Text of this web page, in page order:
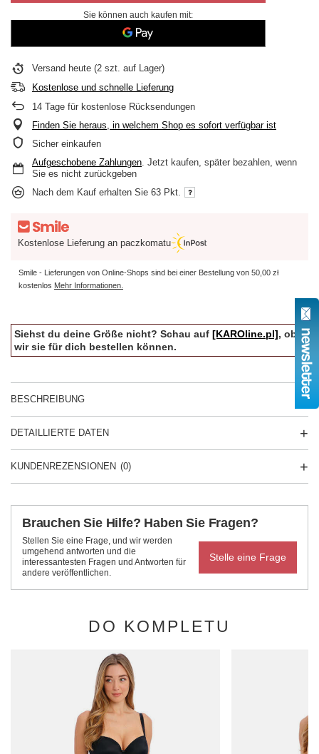
Sie können auch kaufen mit:
Versand heute (2 szt. auf Lager)
Kostenlose und schnelle Lieferung
14 Tage für kostenlose Rücksendungen
Finden Sie heraus, in welchem Shop es sofort verfügbar ist
Sicher einkaufen
Aufgeschobene Zahlungen . Jetzt kaufen, später bezahlen, wenn
Sie es nicht zurückgeben
Nach dem Kauf erhalten Sie 63 Pkt.
Kostenlose Lieferung an paczkomatu
Smile - Lieferungen von Online-Shops sind bei einer Bestellung von 50,00 zł
kostenlos Mehr Informationen.
Siehst du deine Größe nicht? Schau auf [KAROline.pl], ob
wir sie für dich bestellen können.
BESCHREIBUNG
DETAILLIERTE DATEN
KUNDENREZENSIONEN (0)
Brauchen Sie Hilfe? Haben Sie Fragen?
Stellen Sie eine Frage, und wir werden
umgehend antworten und die
interessantesten Fragen und Antworten für
andere veröffentlichen.
Stelle eine Frage
DO KOMPLETU